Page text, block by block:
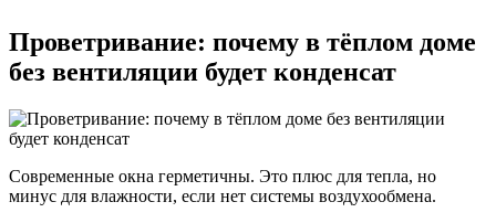
Проветривание: почему в тёплом доме
без вентиляции будет конденсат
Современные окна герметичны. Это плюс для тепла, но
минус для влажности, если нет системы воздухообмена.